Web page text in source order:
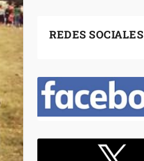
REDES SOCIALES